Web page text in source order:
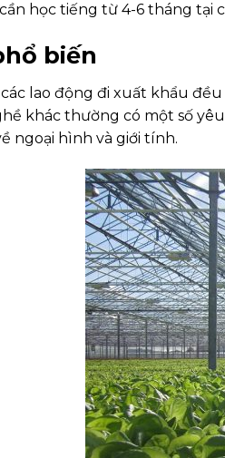
học tiếng từ 4-6 tháng tại
biến
lao động đi xuất khẩu
khác thường có một số
ngoại hình và giới tính.